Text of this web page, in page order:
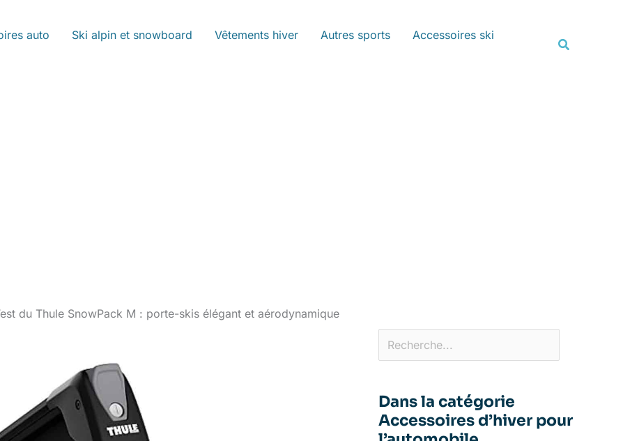
auto Ski alpin et snowboard Vêtements hiver Autres sports
Accessoires ski
du Thule SnowPack M : porte-skis élégant et aérodynamique
Dans la catégorie
Accessoires d’hiver pour